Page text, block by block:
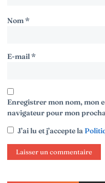
Nom*
E-mail*
Enregistrer mon nom, mon
navigateur pour mon
J’ai lu et j’accepte la